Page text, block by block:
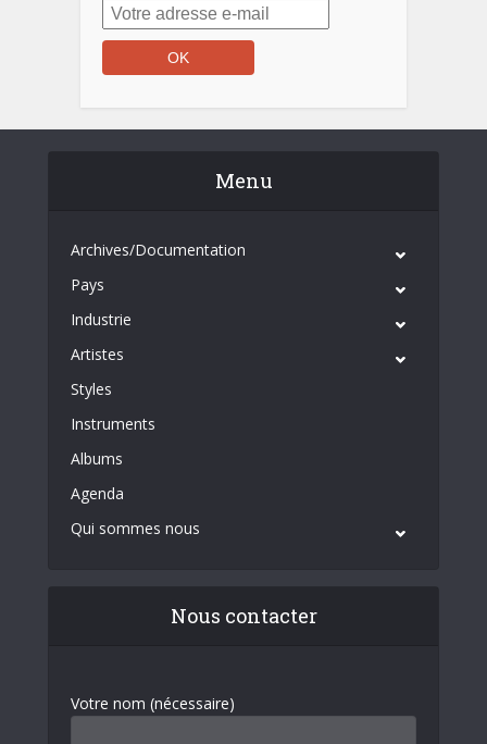
Menu
Archives/Documentation
Pays
Industrie
Artistes
Styles
Instruments
Albums
Agenda
Qui sommes nous
Nous contacter
Votre nom (nécessaire)